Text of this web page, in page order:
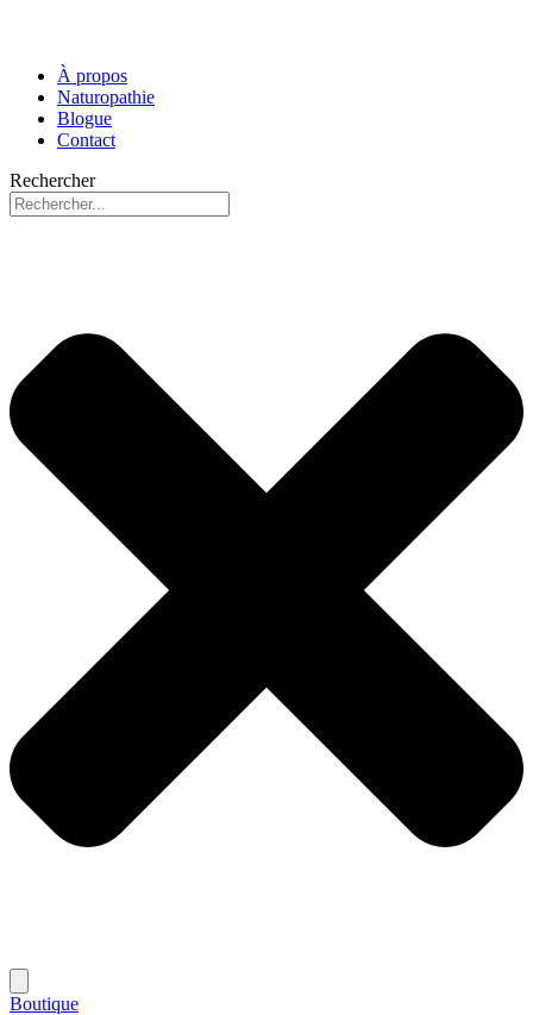
À propos
Naturopathie
Blogue
Contact
Rechercher
Boutique